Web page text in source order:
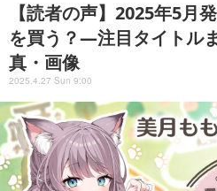
【読者の声】2025年5月
を買う？―注目タイトル
真・画像
2025.4.27 Sun 9:00